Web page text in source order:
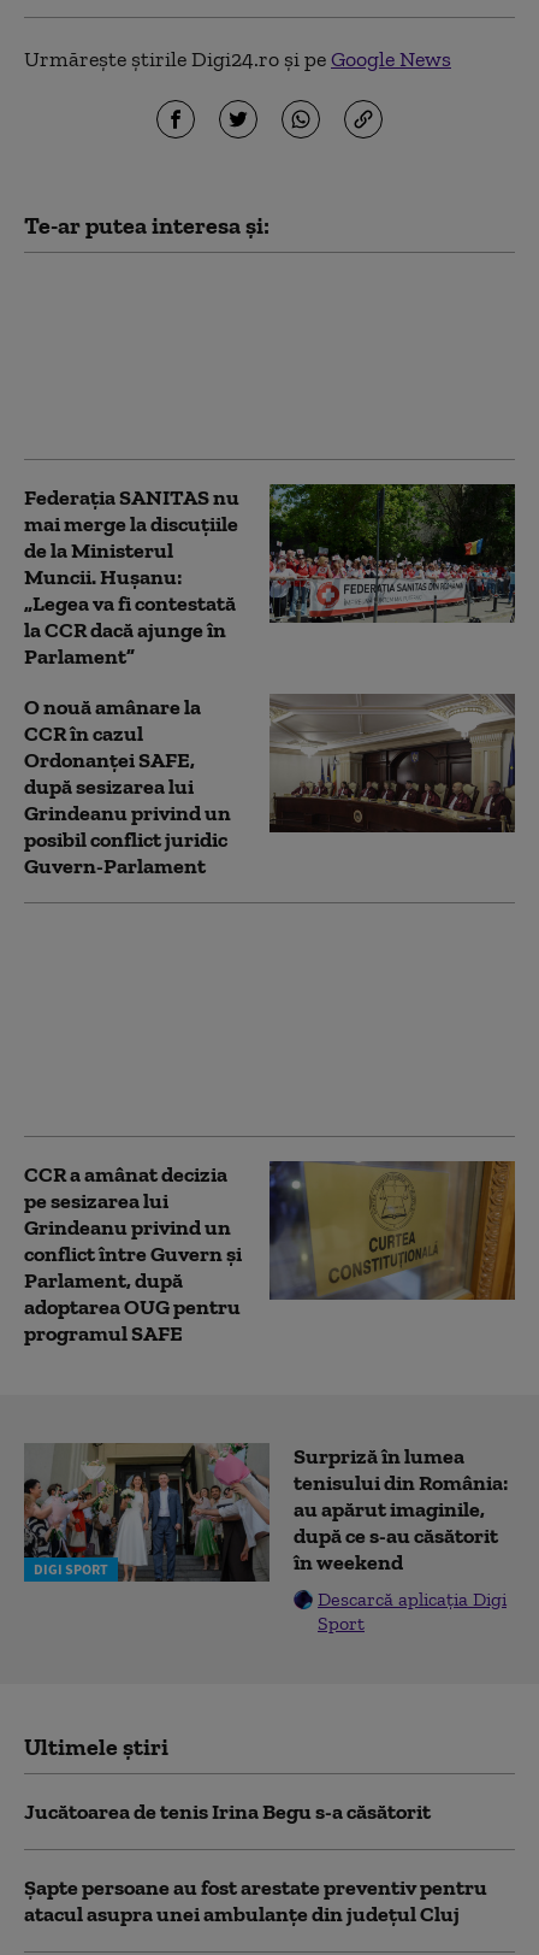
Urmărește știrile Digi24.ro și peGoogle News
Te-ar putea interesa și:
Federația SANITAS nu
mai merge la discuțiile
de la Ministerul
Muncii. Hușanu:
„Legea va fi contestată
la CCR dacă ajunge în
Parlament”
O nouă amânare la
CCR în cazul
Ordonanței SAFE,
după sesizarea lui
Grindeanu privind un
posibil conflict juridic
Guvern-Parlament
CCR a amânat decizia
pe sesizarea lui
Grindeanu privind un
conflict între Guvern și
Parlament, după
adoptarea OUG pentru
programul SAFE
DIGI SPORT
Surpriză în lumea
tenisului din România:
au apărut imaginile,
după ce s-au căsătorit
în weekend
Descarcă aplicația Digi
Sport
Ultimele știri
Jucătoarea de tenis Irina Begu s-a căsătorit
Șapte persoane au fost arestate preventiv pentru
atacul asupra unei ambulanțe din județul Cluj